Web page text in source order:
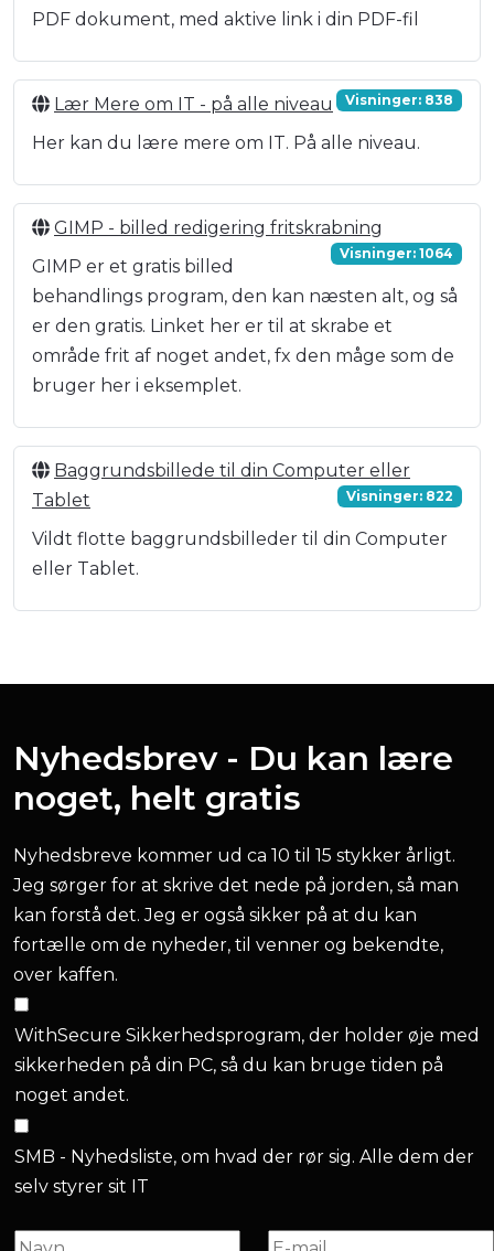
PDF dokument, med aktive link i din PDF-fil
Lær Mere om IT - på alle niveau Visninger: 838
Her kan du lære mere om IT. På alle niveau.
GIMP - billed redigering fritskrabning
Visninger: 1064
GIMP er et gratis billed
behandlings program, den kan næsten alt, og så
er den gratis. Linket her er til at skrabe et
område frit af noget andet, fx den måge som de
bruger her i eksemplet.
Baggrundsbillede til din Computer eller
Tablet
Visninger: 822
Vildt flotte baggrundsbilleder til din Computer
eller Tablet.
Nyhedsbrev - Du kan lære
noget, helt gratis
Nyhedsbreve kommer ud ca 10 til 15 stykker årligt.
Jeg sørger for at skrive det nede på jorden, så man
kan forstå det. Jeg er også sikker på at du kan
fortælle om de nyheder, til venner og bekendte,
over kaffen.
WithSecure Sikkerhedsprogram, der holder øje med
sikkerheden på din PC, så du kan bruge tiden på
noget andet.
SMB - Nyhedsliste, om hvad der rør sig. Alle dem der
selv styrer sit IT